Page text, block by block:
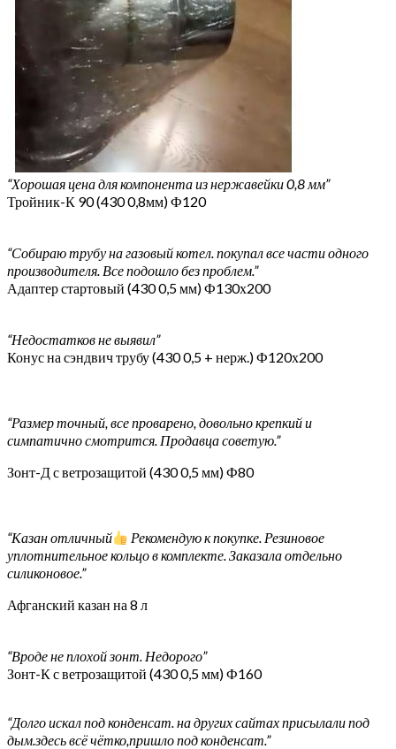
“Хорошая цена для компонента из нержавейки 0,8 мм”
Тройник-К 90 (430 0,8мм) Ф120
“Собираю трубу на газовый котел. покупал все части одного
производителя. Все подошло без проблем.”
Адаптер стартовый (430 0,5 мм) Ф130х200
“Недостатков не выявил”
Конус на сэндвич трубу (430 0,5 + нерж.) Ф120х200
“Размер точный, все проварено, довольно крепкий и
симпатично смотрится. Продавца советую.”
Зонт-Д с ветрозащитой (430 0,5 мм) Ф80
“Казан отличный
Рекомендую к покупке. Резиновое
уплотнительное кольцо в комплекте. Заказала отдельно
силиконовое.”
Афганский казан на 8 л
“Вроде не плохой зонт. Недорого”
Зонт-К с ветрозащитой (430 0,5 мм) Ф160
“Долго искал под конденсат. на других сайтах присылали под
дым.здесь всё чётко,пришло под конденсат.”